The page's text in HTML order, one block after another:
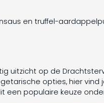
en truffel-
uitzicht op de
opties, hier vind
een populaire keuze